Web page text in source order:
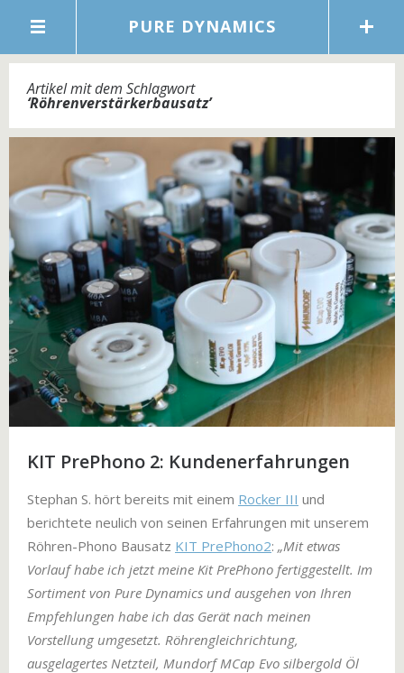
PURE DYNAMICS
Artikel mit dem Schlagwort
‘Röhrenverstärkerbausatz’
KIT PrePhono 2: Kundenerfahrungen
Stephan S. hört bereits mit einem Rocker III und
berichtete neulich von seinen Erfahrungen mit unserem
Röhren-Phono Bausatz KIT PrePhono2: „Mit etwas
Vorlauf habe ich jetzt meine Kit PrePhono fertiggestellt. Im
Sortiment von Pure Dynamics und ausgehen von Ihren
Empfehlungen habe ich das Gerät nach meinen
Vorstellung umgesetzt. Röhrengleichrichtung,
ausgelagertes Netzteil, Mundorf MCap Evo silbergold Öl